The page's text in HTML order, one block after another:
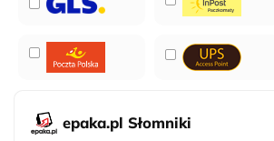
epaka.pl Słomniki